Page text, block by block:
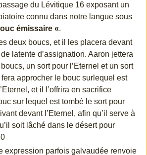
du Lévitique 16 exposant un
connu dans notre langue sous
émissaire «.
deux boucs, et il les placera devant
de latente d’assignation. Aaron jettera
un sort pour l’Eternel et un sort
approcher le bouc surlequel est
et il l’offrira en sacrifice
sur lequel est tombé le sort pour
devant l’Eternel, afin qu’il serve à
soit lâché dans le désert pour
expression parfois galvaudée renvoie